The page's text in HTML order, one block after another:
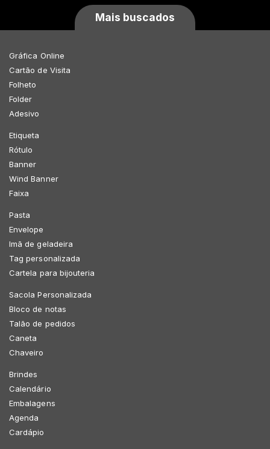
Mais buscados
Gráfica Online
Cartão de Visita
Folheto
Folder
Adesivo
Etiqueta
Rótulo
Banner
Wind Banner
Faixa
Pasta
Envelope
Imã de geladeira
Tag personalizada
Cartela para bijouteria
Sacola Personalizada
Bloco de notas
Talão de pedidos
Caneta
Chaveiro
Brindes
Calendário
Embalagens
Agenda
Cardápio